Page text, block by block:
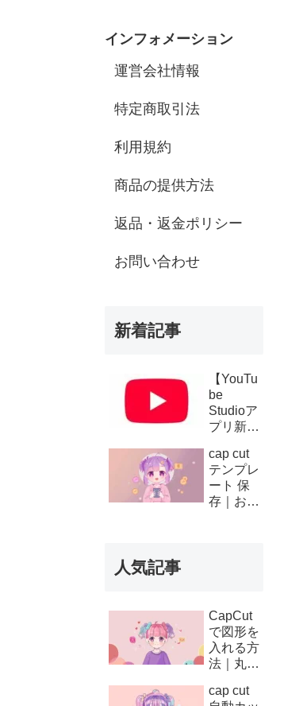
インフォメーション
運営会社情報
特定商取引法
利用規約
商品の提供方法
返品・返金ポリシー
お問い合わせ
新着記事
【YouTu
be
Studioア
プリ新機
チャンネ
ルの収
益・支払
い履歴が
cap cut
テンプレ
ート 保
存｜お気
人気記事
CapCut
で図形を
入れる方
法｜丸・
角の使い
cap cut